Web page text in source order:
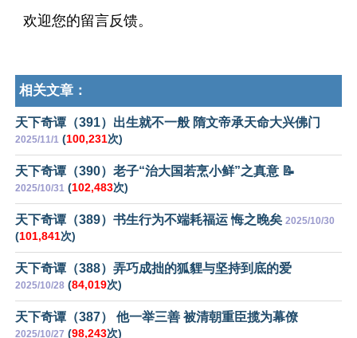
欢迎您的留言反馈。
相关文章：
天下奇谭（391）出生就不一般 隋文帝承天命大兴佛门
2025/11/1 (100,231次)
天下奇谭（390）老子“治大国若烹小鲜”之真意 📝
2025/10/31 (102,483次)
天下奇谭（389）书生行为不端耗福运 悔之晚矣 2025/10/30
(101,841次)
天下奇谭（388）弄巧成拙的狐貍与坚持到底的爱
2025/10/28 (84,019次)
天下奇谭（387） 他一举三善 被清朝重臣揽为幕僚
2025/10/27 (98,243次)